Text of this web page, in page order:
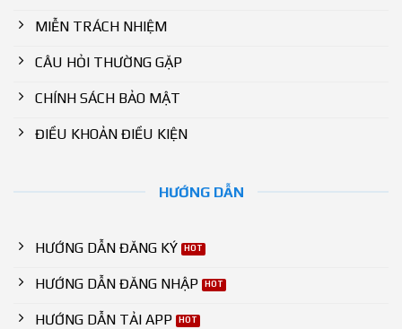
MIỄN TRÁCH NHIỆM
CÂU HỎI THƯỜNG GẶP
CHÍNH SÁCH BẢO MẬT
ĐIỀU KHOẢN ĐIỀU KIỆN
HƯỚNG DẪN
HƯỚNG DẪN ĐĂNG KÝ
HƯỚNG DẪN ĐĂNG NHẬP
HƯỚNG DẪN TẢI APP